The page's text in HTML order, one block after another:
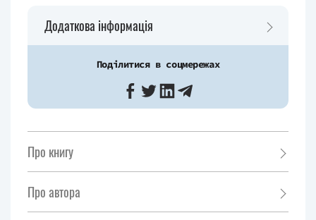
Додаткова інформація
Поділитися в соцмережах
Про книгу
Про автора